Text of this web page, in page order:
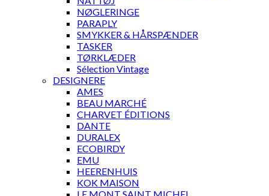
NØGLERINGE
PARAPLY
SMYKKER & HÅRSPÆNDER
TASKER
TØRKLÆDER
Sélection Vintage
DESIGNERE
AMES
BEAU MARCHÉ
CHARVET ÉDITIONS
DANTE
DURALEX
ECOBIRDY
EMU
HEERENHUIS
KOK MAISON